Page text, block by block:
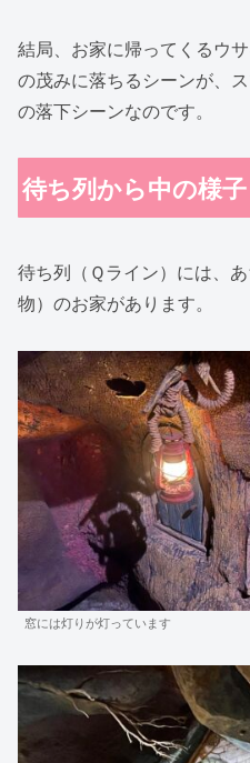
結局、お家に帰ってくるウ
の茂みに落ちるシーンが、
の落下シーンなのです。
待ち列から中の様
待ち列（Ｑライン）には、
物）のお家があります。
窓には灯りが灯っています